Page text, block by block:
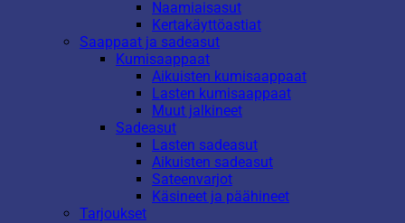
Naamiaisasut
Kertakäyttöastiat
Saappaat ja sadeasut
Kumisaappaat
Aikuisten kumisaappaat
Lasten kumisaappaat
Muut jalkineet
Sadeasut
Lasten sadeasut
Aikuisten sadeasut
Sateenvarjot
Käsineet ja päähineet
Tarjoukset